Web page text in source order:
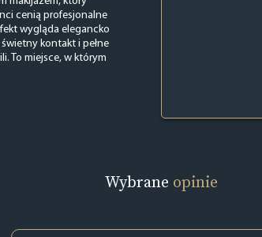
cenią profesjonalne
wygląda elegancko
kontakt i pełne
To miejsce, w którym
Wybrane opinie